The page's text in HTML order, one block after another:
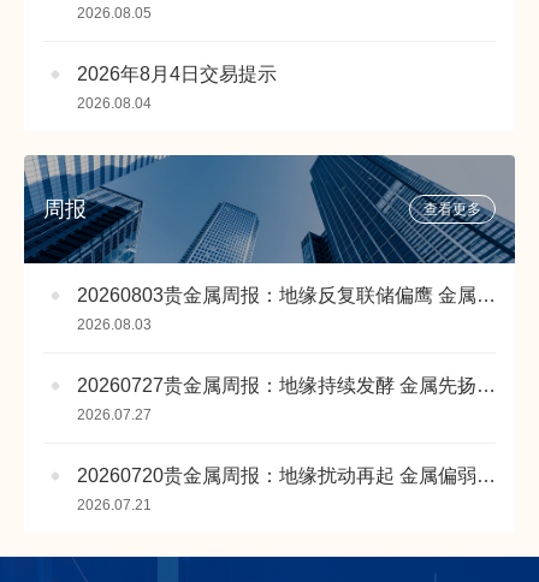
2026.08.05
2026年8月4日交易提示
2026.08.04
周报 查看更多
20260803贵金属周报：地缘反复联储偏鹰 金属承压震荡运行
2026.08.03
20260727贵金属周报：地缘持续发酵 金属先扬后抑
2026.07.27
20260720贵金属周报：地缘扰动再起 金属偏弱运行
2026.07.21